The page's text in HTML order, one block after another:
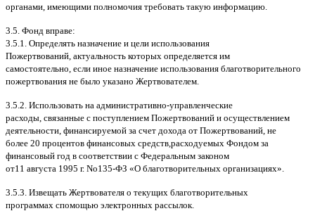
органами имеющими полномочия требовать такую информацию
3.5. Фонд вправе:
3.5.1. Определять назначение и цели использования
Пожертвований актуальность которых определяется им
самостоятельно если иное назначение использования благотворительного
пожертвования не было указано Жертвователем
3.5.2. Использовать на административно-управленческие
расходы связанные с поступлением Пожертвований и осуществлением
деятельности финансируемой за счет дохода от Пожертвований не
более 20 процентов финансовых средств расходуемых Фондом за
финансовый год в соответствии с Федеральным законом
от11 августа 1995 г. No135-ФЗ «О благотворительных организациях».
3.5.3. Извещать Жертвователя o текущих благотворительных
программах cпомощью электронных рассылок